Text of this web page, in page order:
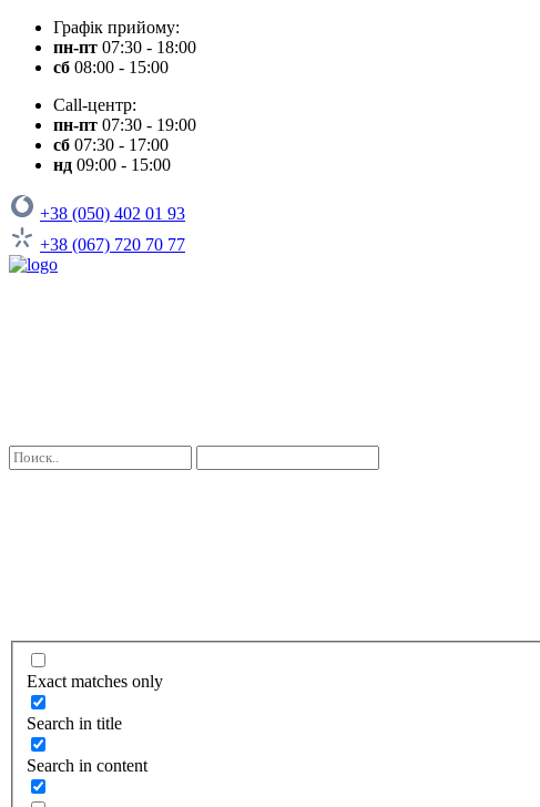
Графік прийому:
пн-пт 07:30 - 18:00
сб 08:00 - 15:00
Call-центр:
пн-пт 07:30 - 19:00
сб 07:30 - 17:00
нд 09:00 - 15:00
+38 (050) 402 01 93
+38 (067) 720 70 77
Exact matches only
Search in title
Search in content